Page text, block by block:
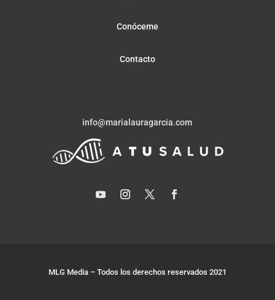
Conóceme
Contacto
info@marialauragarcia.com
MLG Media – Todos los derechos reservados 2021